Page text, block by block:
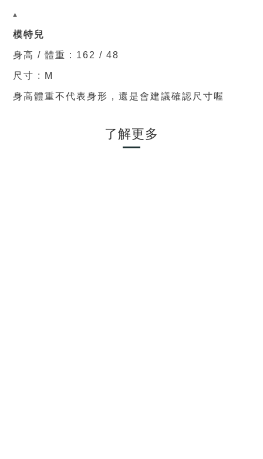
▴
模特兒
身高 / 體重 : 162 / 48
尺寸 : M
身高體重不代表身形，還是會建議確認尺寸喔
了解更多